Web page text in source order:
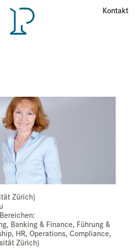
Kontakt
Zürich)
Banking & Finance, Führung &
HR, Operations, Compliance,
Zürich)